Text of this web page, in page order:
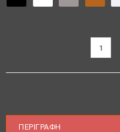
ΠΕΡΙΓΡΑΦΉ